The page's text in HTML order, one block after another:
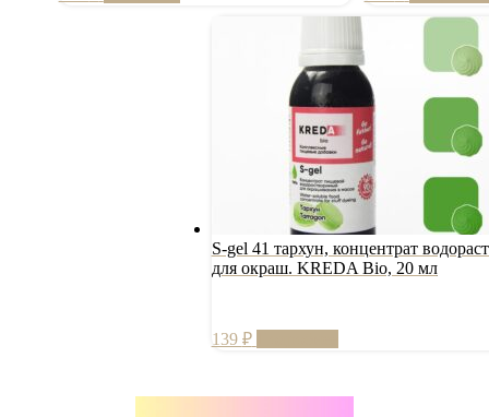
S-gel 41 тархун, концентрат
для окраш. KREDA Bio, 20 мл
139 ₽